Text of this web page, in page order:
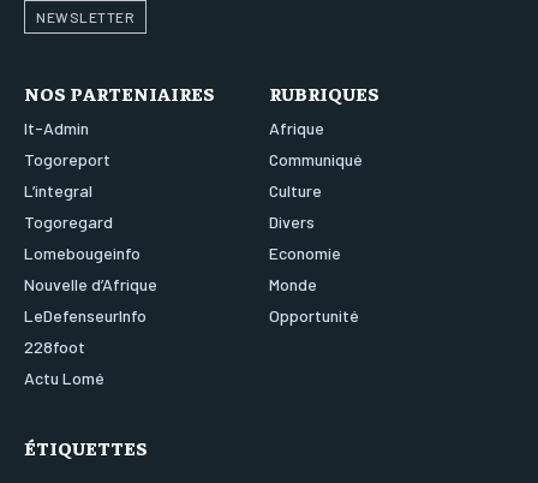
NEWSLETTER
NOS PARTENIAIRES
It-Admin
Togoreport
L’integral
Togoregard
Lomebougeinfo
Nouvelle d’Afrique
LeDefenseurInfo
228foot
Actu Lomé
RUBRIQUES
Afrique
Communiqué
Culture
Divers
Economie
Monde
Opportunité
ÉTIQUETTES